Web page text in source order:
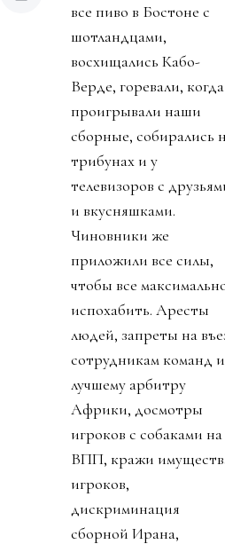
все пиво в Бостоне с
шотландцами,
восхищались Кабо-
Верде, горевали, когда
проигрывали наши
сборные, собирались
трибунах и у
телевизоров с
и вкусняшками.
Чиновники же
приложили все силы,
чтобы все
испохабить. Аресты
людей, запреты на
сотрудникам команд и
лучшему арбитру
Африки, досмотры
игроков с собаками на
ВПП, кражи
игроков,
дискриминация
сборной Ирана,